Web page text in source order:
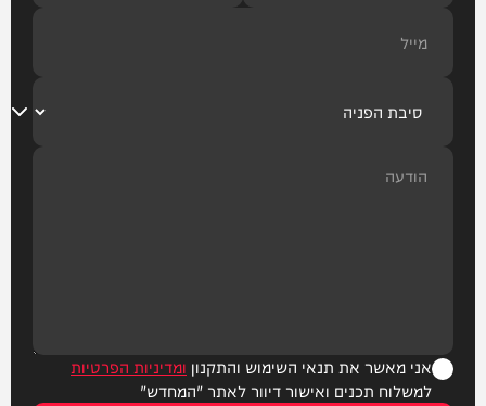
אני מאשר את תנאי השימוש והתקנון ומדיניות הפרטיות
למשלוח תכנים ואישור דיוור לאתר "המחדש"